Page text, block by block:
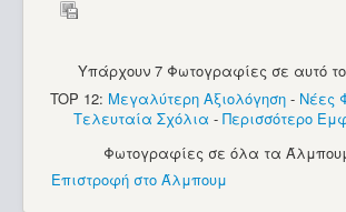
Υπάρχουν 7 Φωτογραφίες σε αυτό
TOP 12: Μεγαλύτερη Αξιολόγηση - Νέες
Τελευταία Σχόλια - Περισσότερο
Φωτογραφίες σε όλα τα
Επιστροφή στο Άλμπουμ